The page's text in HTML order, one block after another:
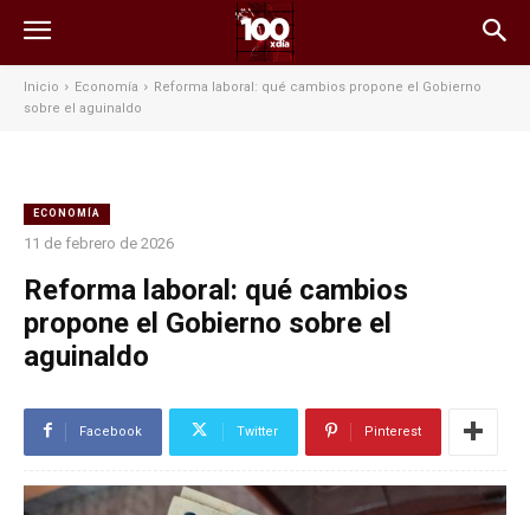
Inicio Economía
Reforma laboral: qué cambios propone el Gobierno
sobre el aguinaldo
ECONOMÍA
11 de febrero de 2026
Reforma laboral: qué cambios
propone el Gobierno sobre el
aguinaldo
Facebook Twitter Pinterest